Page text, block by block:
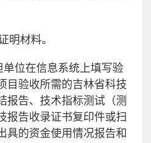
明材料。
单位在信息系统上填写验
目验收所需的吉林省科技
报告、技术指标测试（测
报告收录证书复印件或扫
具的资金使用情况报告和